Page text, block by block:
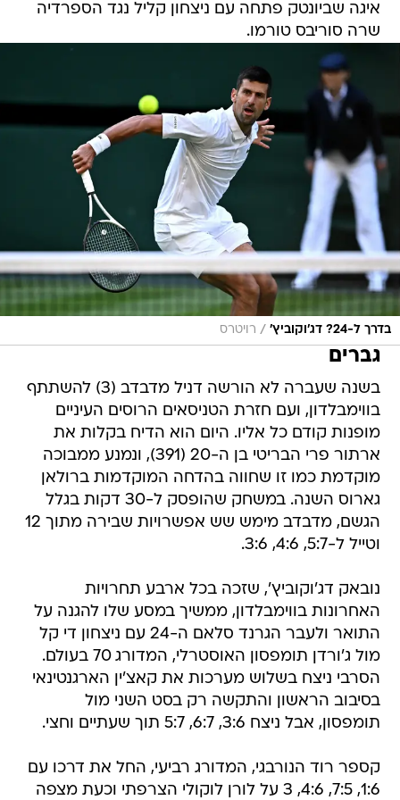
איגה שביונטק פתחה עם ניצחון קליל נגד הספרדיה
שרה סוריבס טורמו.
בדרך ל-24? דג'וקוביץ' / רויטרס
גברים
בשנה שעברה לא הורשה דניל מדבדב (3) להשתתף
בווימבלדון, ועם חזרת הטניסאים הרוסים העיניים
מופנות קודם כל אליו. היום הוא הדיח בקלות את
ארתור פרי הבריטי בן ה-20 (391), ונמנע ממבוכה
מוקדמת כמו זו שחווה בהדחה המוקדמות ברולאן
גארוס השנה. במשחק שהופסק ל-30 דקות בגלל
הגשם, מדבדב מימש שש אפשרויות שבירה מתוך 12
וטייל ל-5:7, 4:6, 3:6.
נובאק דג'וקוביץ', שזכה בכל ארבע תחרויות
האחרונות בווימבלדון, ממשיך במסע שלו להגנה על
התואר ולעבר הגרנד סלאם ה-24 עם ניצחון די קל
מול ג'ורדן תומפסון האוסטרלי, המדורג 70 בעולם.
הסרבי ניצח בשלוש מערכות את קאצ'ין הארגנטינאי
בסיבוב הראשון והתקשה רק בסט השני מול
תומפסון, אבל ניצח 3:6, 6:7, 5:7 תוך שעתיים וחצי.
קספר רוד הנורבגי, המדורג רביעי, החל את דרכו עם
1:6, 7:5, 4:6, 3 על לורן לוקולי הצרפתי וכעת מצפה